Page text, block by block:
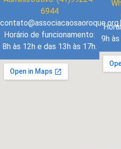
6944
Horário de funcionamento:
8h às 12h e das 13h às 17h.
9h